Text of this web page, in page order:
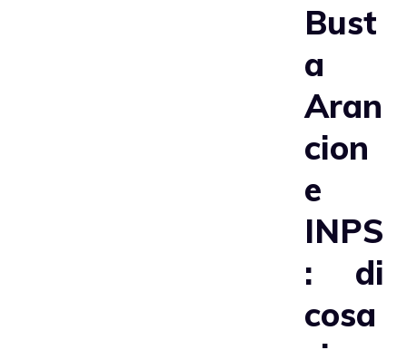
Bust
a
Aran
cion
e
INPS
: di
cosa